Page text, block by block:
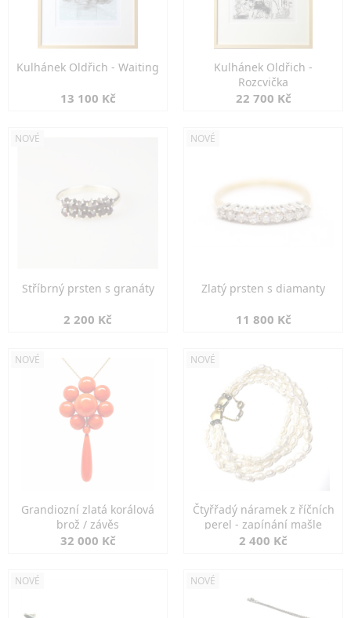
Kulhánek Oldřich - Waiting
13 100 Kč
Kulhánek Oldřich -
Rozcvička
22 700 Kč
NOVÉ
Stříbrný prsten s granáty
2 200 Kč
NOVÉ
Zlatý prsten s diamanty
11 800 Kč
NOVÉ
Grandiozní zlatá korálová
brož / závěs
32 000 Kč
NOVÉ
Čtyřřadý náramek z říčních
perel - zapínání mašle
2 400 Kč
NOVÉ NOVÉ